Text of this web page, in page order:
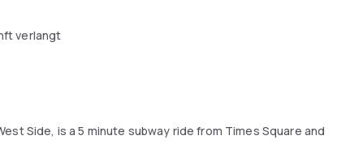
verlangt
Side, is a 5 minute subway ride from Times Square and